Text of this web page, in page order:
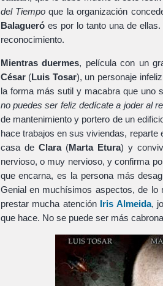
del Tiempo que la organización
Balagueróes por lo tanto una de
reconocimiento.
Mientras duermes, película con un
César(Luis Tosar), un personaje
la forma más sutil y macabra que uno
no puedes ser feliz dedícate a joder al
de mantenimiento y portero de un
hace trabajos en sus viviendas,
casa de Clara(Marta Etura) y
nervioso, o muy nervioso, y confirma
que encarna, es la persona más
Genial en muchísimos aspectos, de lo
prestar mucha atención Iris Almeida,
que hace. No se puede ser más